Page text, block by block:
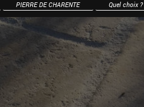
PIERRE DE CHARENTE Quel choix ?